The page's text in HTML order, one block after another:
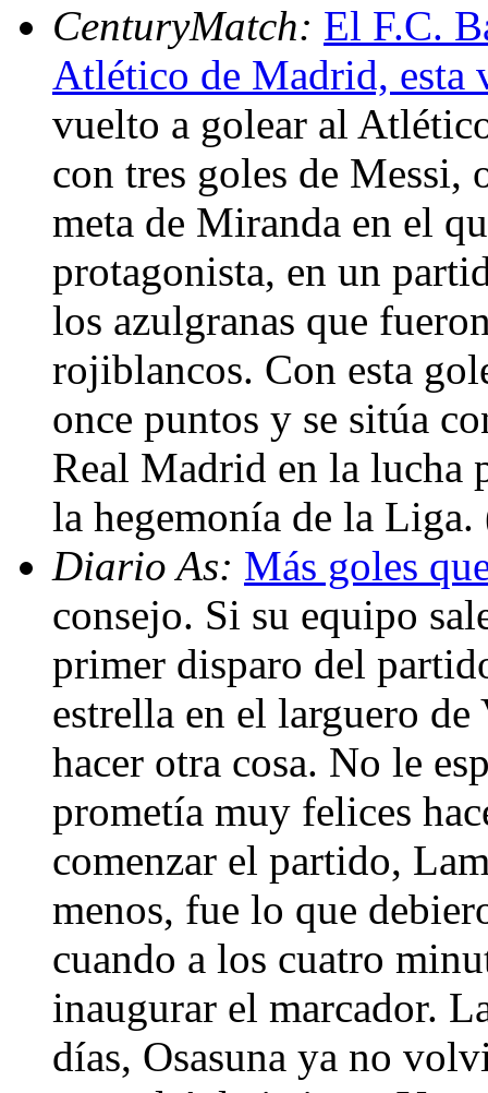
CenturyMatch: El F.C.
Atlético de Madrid, esta
vuelto a golear al
con tres goles de
meta de Miranda en el
protagonista, en un
los azulgranas que
rojiblancos. Con esta
once puntos y se sitúa
Real Madrid en la lucha
la hegemonía de la
Diario As: Más goles
consejo. Si su equipo
primer disparo del
estrella en el larguero de
hacer otra cosa. No le
prometía muy felices
comenzar el partido,
menos, fue lo que
cuando a los cuatro
inaugurar el marcador.
días, Osasuna ya no